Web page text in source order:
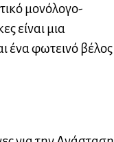
μονόλογο-
είναι μια
ένα φωτεινό βέλος